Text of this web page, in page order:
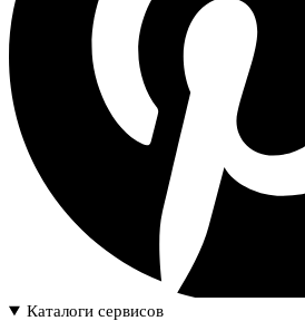
Каталоги сервисов